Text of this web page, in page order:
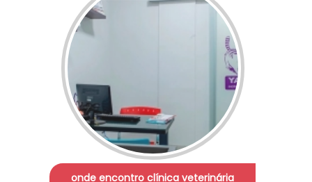
onde encontro clínica veterinária